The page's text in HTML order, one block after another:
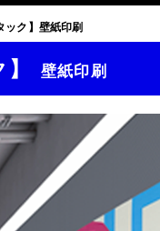
ック】壁紙印刷
壁紙印刷